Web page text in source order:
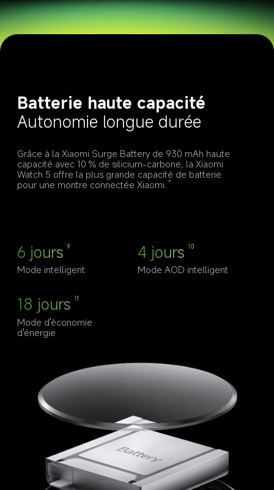
Batterie haute capacité
Autonomie longue durée
Grâce à la Xiaomi Surge Battery de 930 mAh haute
capacité avec 10 % de silicium-carbone, la Xiaomi
Watch 5 offre la plus grande capacité de batterie
pour une montre connectée Xiaomi.
8
6 jours 9
Mode intelligent
4 jours 10
Mode AOD intelligent
18 jours 11
Mode d'économie
d'énergie